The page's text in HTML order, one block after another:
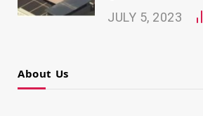
JULY 5, 2023
About Us